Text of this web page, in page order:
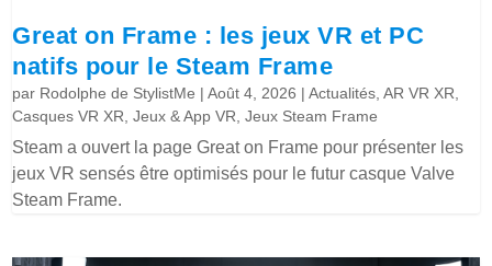
Great on Frame : les jeux VR et PC
natifs pour le Steam Frame
par Rodolphe de StylistMe |Août 4, 2026 |Actualités,AR VR XR,
Casques VR XR,Jeux & App VR,Jeux Steam Frame
Steam a ouvert la page Great on Frame pour présenter les
jeux VR sensés être optimisés pour le futur casque Valve
Steam Frame.